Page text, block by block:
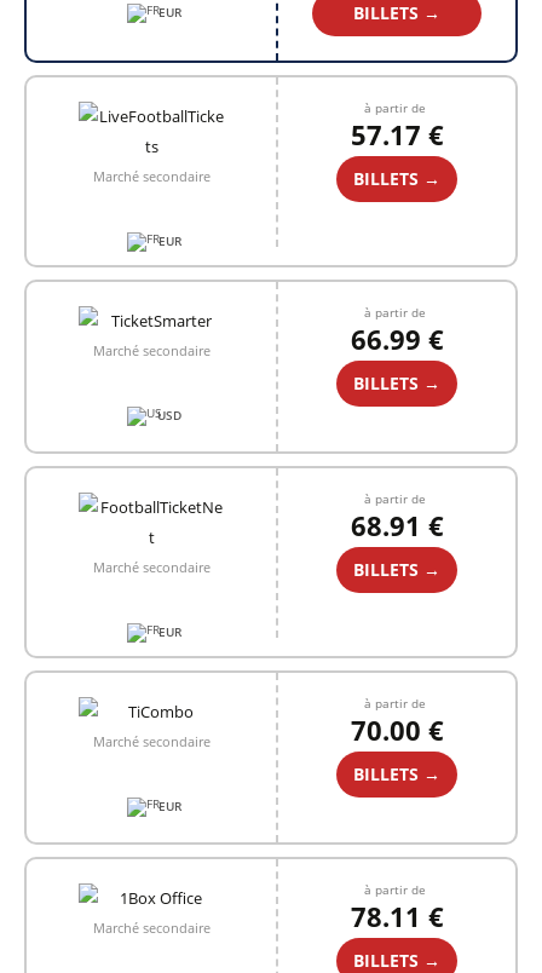
EUR BILLETS →
Marché secondaire
EUR
à partir de
57.17 €
BILLETS →
Marché secondaire
USD
à partir de
66.99 €
BILLETS →
Marché secondaire
EUR
à partir de
68.91 €
BILLETS →
Marché secondaire
EUR
à partir de
70.00 €
BILLETS →
Marché secondaire
à partir de
78.11 €
BILLETS →